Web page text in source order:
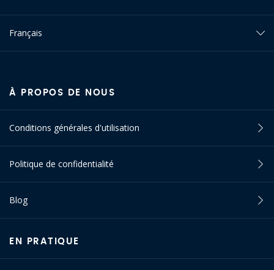
Français
À PROPOS DE NOUS
Conditions générales d'utilisation
Politique de confidentialité
Blog
EN PRATIQUE